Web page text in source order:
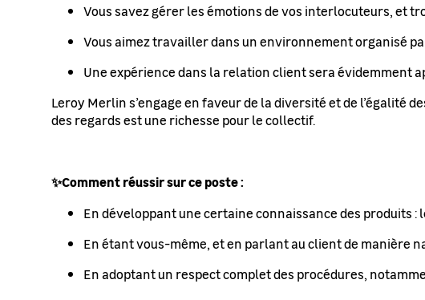
Vous savez gérer les émotions de vos interlocuteurs, et
Vous aimez travailler dans un environnement organisé
Une expérience dans la relation client sera évidemment
Leroy Merlin s’engage en faveur de la diversité et de l’égalité
des regards est une richesse pour le collectif.
✨Comment réussir sur ce poste :
En développant une certaine connaissance des produits
En étant vous-même, et en parlant au client de manière
En adoptant un respect complet des procédures,